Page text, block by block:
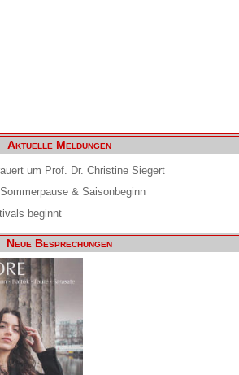
Aktuelle Meldungen
um Prof. Dr. Christine Siegert
& Saisonbeginn
beginnt
Neue Besprechungen